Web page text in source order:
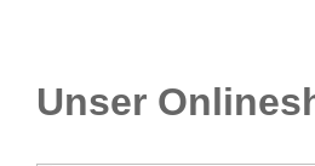
Unser